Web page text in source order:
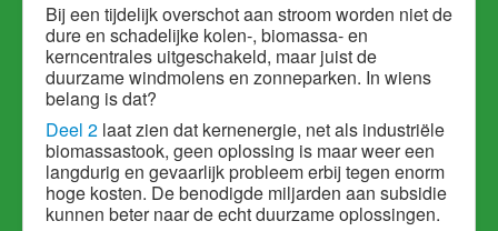
Bij een tijdelijk overschot aan stroom worden niet de
dure en schadelijke kolen-, biomassa- en
kerncentrales uitgeschakeld, maar juist de
duurzame windmolens en zonneparken. In wiens
belang is dat?
Deel 2 laat zien dat kernenergie, net als industriële
biomassastook, geen oplossing is maar weer een
langdurig en gevaarlijk probleem erbij tegen enorm
hoge kosten. De benodigde miljarden aan subsidie
kunnen beter naar de echt duurzame oplossingen.